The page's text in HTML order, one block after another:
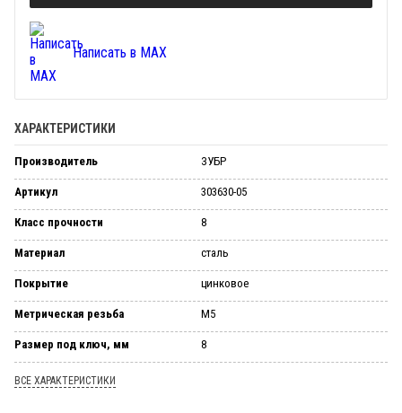
Написать в MAX
ХАРАКТЕРИСТИКИ
Производитель ЗУБР
Артикул 303630-05
Класс прочности 8
Материал сталь
Покрытие цинковое
Метрическая резьба М5
Размер под ключ, мм 8
ВСЕ ХАРАКТЕРИСТИКИ